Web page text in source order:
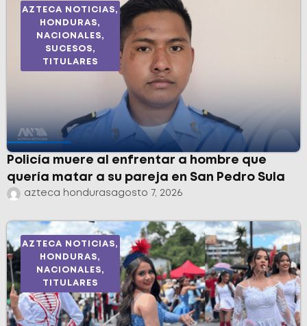
AZTECA NOTICIAS,
HONDURAS,
NACIONALES,
SUCESOS,
TITULARES
Policía muere al enfrentar a hombre que
quería matar a su pareja en San Pedro Sula
azteca hondurasagosto 7, 2026
AZTECA NOTICIAS,
HONDURAS,
NACIONALES,
TITULARES